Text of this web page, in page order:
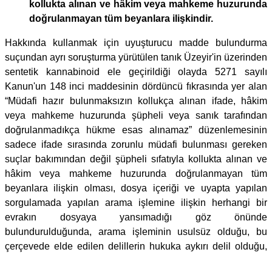
kollukta alınan ve hâkim veya mahkeme huzurunda
doğrulanmayan tüm beyanlara ilişkindir.
Hakkında kullanmak için uyuşturucu madde bulundurma
suçundan ayrı soruşturma yürütülen tanık Üzeyir'in üzerinden
sentetik kannabinoid ele geçirildiği olayda 5271 sayılı
Kanun'un 148 inci maddesinin dördüncü fıkrasında yer alan
“Müdafi hazır bulunmaksızın kollukça alınan ifade, hâkim
veya mahkeme huzurunda şüpheli veya sanık tarafından
doğrulanmadıkça hükme esas alınamaz” düzenlemesinin
sadece ifade sırasında zorunlu müdafi bulunması gereken
suçlar bakımından değil şüpheli sıfatıyla kollukta alınan ve
hâkim veya mahkeme huzurunda doğrulanmayan tüm
beyanlara ilişkin olması, dosya içeriği ve uyapta yapılan
sorgulamada yapılan arama işlemine ilişkin herhangi bir
evrakın dosyaya yansımadığı göz önünde
bulundurulduğunda, arama işleminin usulsüz olduğu, bu
çerçevede elde edilen delillerin hukuka aykırı delil olduğu,